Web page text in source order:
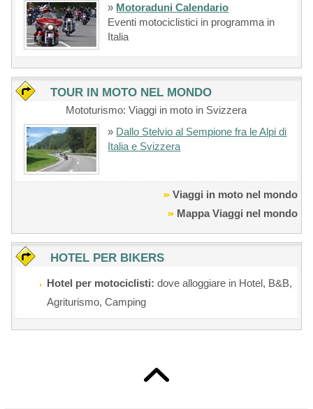
» Motoraduni Calendario
Eventi motociclistici in programma in
Italia
TOUR IN MOTO NEL MONDO
Mototurismo: Viaggi in moto in Svizzera
» Dallo Stelvio al Sempione fra le Alpi di
Italia e Svizzera
Viaggi in moto nel mondo
Mappa Viaggi nel mondo
HOTEL PER BIKERS
Hotel per motociclisti: dove alloggiare in Hotel, B&B,
Agriturismo, Camping